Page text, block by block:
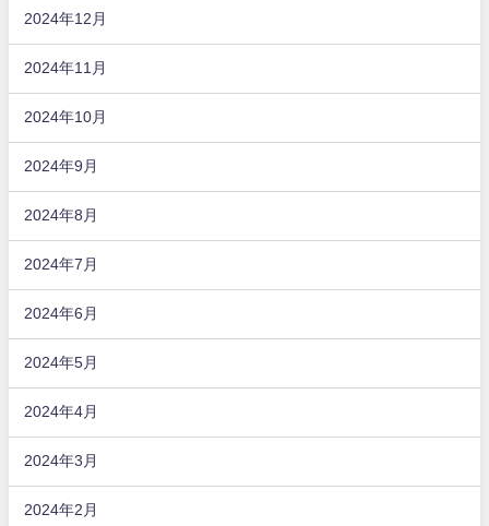
2024年12月
2024年11月
2024年10月
2024年9月
2024年8月
2024年7月
2024年6月
2024年5月
2024年4月
2024年3月
2024年2月